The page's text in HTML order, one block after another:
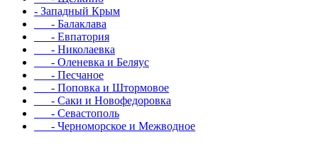
- Западный Крым
- Балаклава
- Евпатория
- Николаевка
- Оленевка и Беляус
- Песчаное
- Поповка и Штормовое
- Саки и Новофедоровка
- Севастополь
- Черноморское и Межводное